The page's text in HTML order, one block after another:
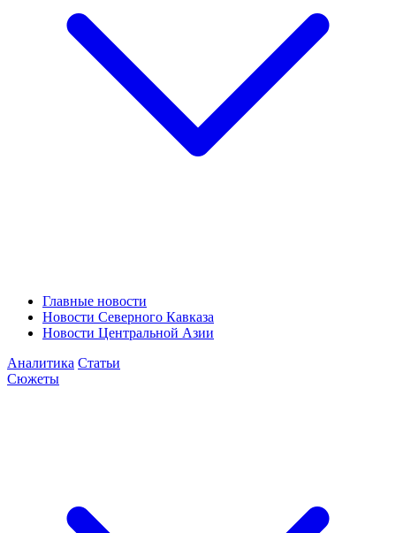
Главные новости
Новости Северного Кавказа
Новости Центральной Азии
Аналитика Статьи
Сюжеты